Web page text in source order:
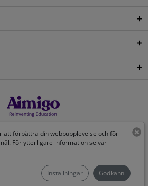
att förbättra din webbupplevelse och för
För ytterligare information se vår
Inställningar Godkänn
Svenska